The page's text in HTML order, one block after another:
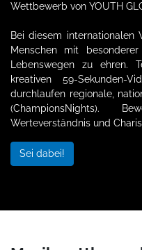
Wettbewerb von YOUTH
Bei diesem
Menschen mit
Lebenswegen zu ehren.
kreativen 59-Sekunden-
durchlaufen regionale,
(ChampionsNights).
Werteverständnis und
Sei dabei!